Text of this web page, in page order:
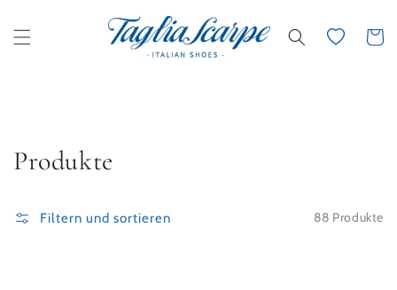
Wunschliste
Kategorie:
Produkte
Filtern und sortieren 88 Produkte